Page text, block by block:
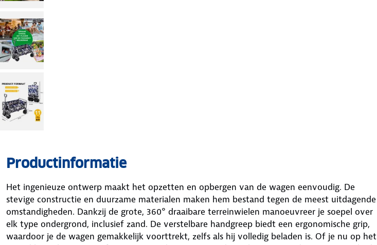
Productinformatie
Het ingenieuze ontwerp maakt het opzetten en opbergen van de wagen eenvoudig. De
stevige constructie en duurzame materialen maken hem bestand tegen de meest uitdagende
omstandigheden. Dankzij de grote, 360° draaibare terreinwielen manoeuvreer je soepel over
elk type ondergrond, inclusief zand. De verstelbare handgreep biedt een ergonomische grip,
waardoor je de wagen gemakkelijk voorttrekt, zelfs als hij volledig beladen is. Of je nu op het